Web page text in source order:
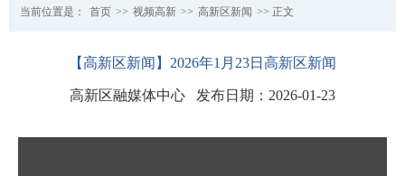
当前位置是： 首页 >> 视频高新 >> 高新区新闻 >> 正文
【高新区新闻】2026年1月23日高新区新闻
高新区融媒体中心 发布日期：2026-01-23